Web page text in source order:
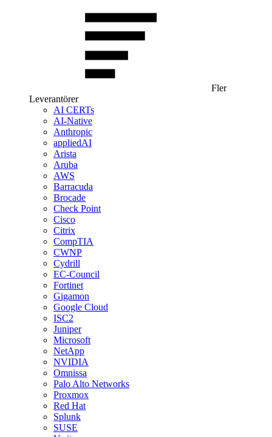
Fler
Leverantörer
AI CERTs
AI-Native
Anthropic
appliedAI
Arista
Aruba
AWS
Barracuda
Brocade
Check Point
Cisco
Citrix
CompTIA
CWNP
Cydrill
EC-Council
Fortinet
Gigamon
Google Cloud
ISC2
Juniper
Microsoft
NetApp
NVIDIA
Omnissa
Palo Alto Networks
Proxmox
Red Hat
Splunk
SUSE